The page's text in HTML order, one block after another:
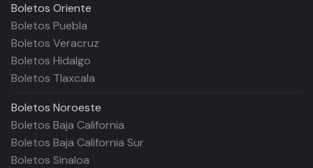
Boletos Oriente
Boletos Puebla
Boletos Veracruz
Boletos Hidalgo
Boletos Tlaxcala
Boletos Noroeste
Boletos Baja California
Boletos Baja California Sur
Boletos Sinaloa